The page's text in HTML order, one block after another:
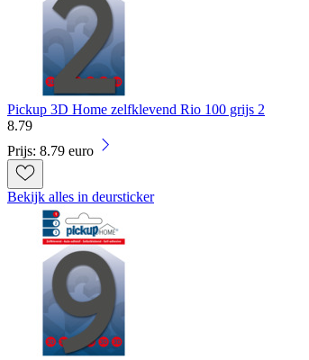
Pickup 3D Home zelfklevend Rio 100 grijs 2
8.79
Prijs: 8.79 euro
Bekijk alles in deursticker